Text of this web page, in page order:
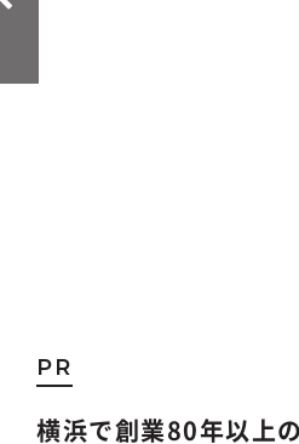
PR
横浜で創業80年以上